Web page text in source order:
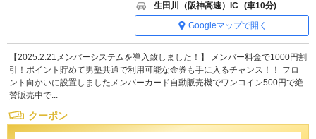
生田川（阪神高速）IC (車10分)
Googleマップで開く
【2025.2.21メンバーシステムを導入致しました！】 メンバー料金で1000円割
引！ポイント貯めて男塾共通で利用可能な金券も手に入るチャンス！！ フロ
ント向かいに設置しましたメンバーカード自動販売機でワンコイン500円で絶
賛販売中で...
クーポン